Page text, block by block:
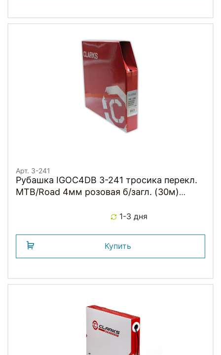
Арт. 3-241
Рубашка IGOC4DB 3-241 тросика перекл.
MTB/Road 4мм розовая б/загл. (30м)
1-3 дня
Купить